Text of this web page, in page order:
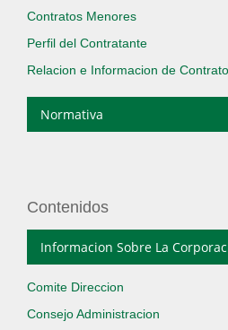
Contratos Menores
Perfil del Contratante
Relacion e Informacion de
Normativa
Contenidos
Informacion Sobre La
Comite Direccion
Consejo Administracion